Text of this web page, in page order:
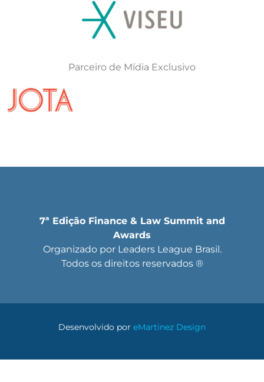
Parceiro de Mídia Exclusivo
7ª Edição Finance & Law Summit and
Awards
Organizado por Leaders League Brasil.
Todos os direitos reservados ®
Desenvolvido por eMartinez Design